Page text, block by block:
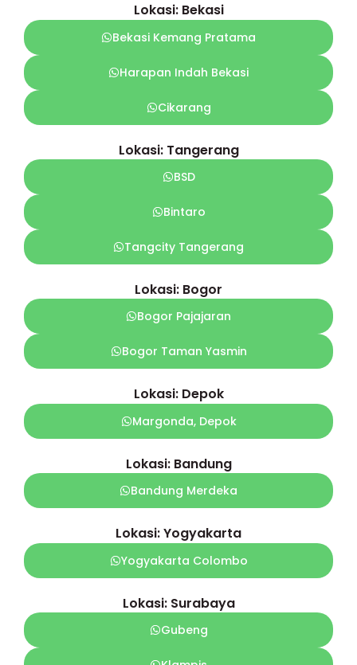
Lokasi: Bekasi
Bekasi Kemang Pratama
Harapan Indah Bekasi
Cikarang
Lokasi: Tangerang
BSD
Bintaro
Tangcity Tangerang
Lokasi: Bogor
Bogor Pajajaran
Bogor Taman Yasmin
Lokasi: Depok
Margonda, Depok
Lokasi: Bandung
Bandung Merdeka
Lokasi: Yogyakarta
Yogyakarta Colombo
Lokasi: Surabaya
Gubeng